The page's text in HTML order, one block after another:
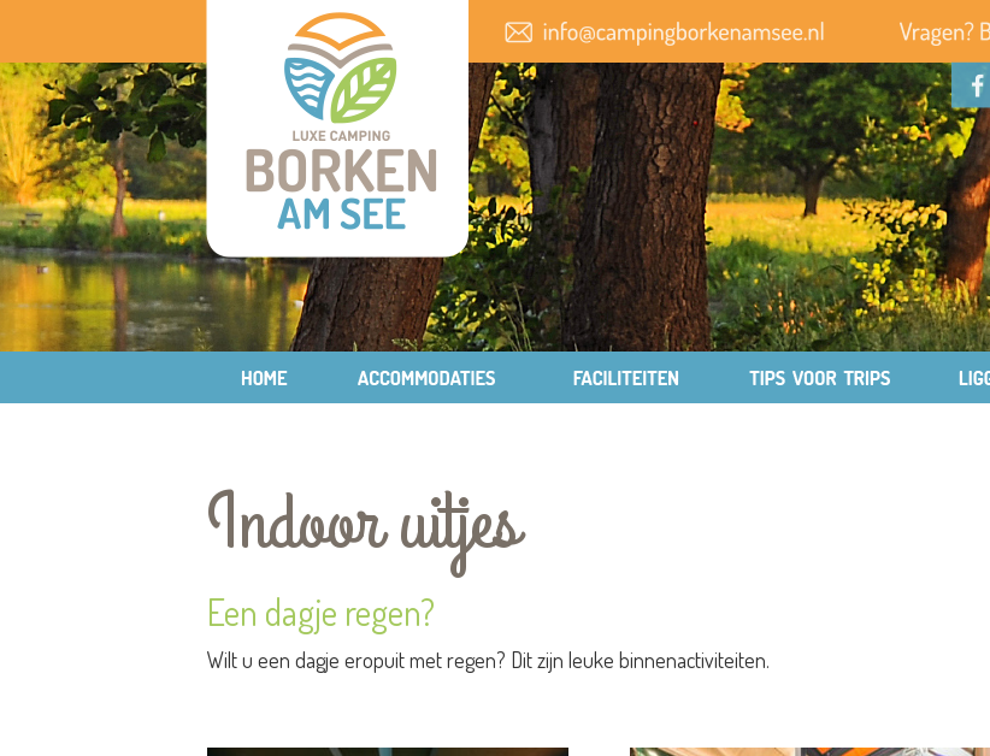
Indoor uitjes
Een dagje regen?
Wilt u een dagje eropuit met regen? Dit zijn leuke binnenactiviteiten.